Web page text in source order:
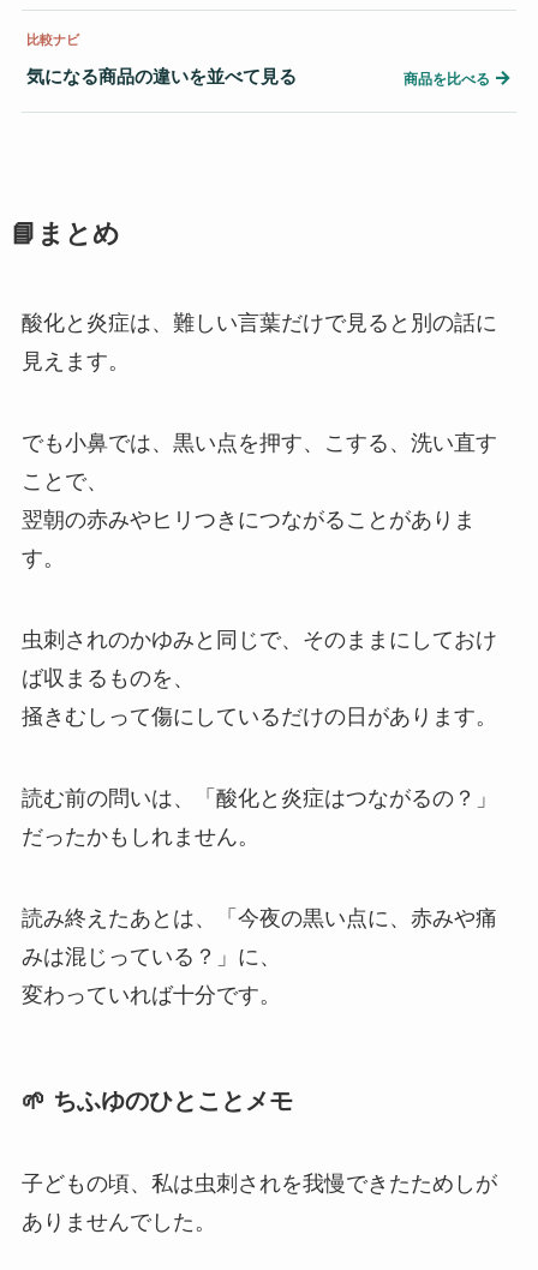
比較ナビ
気になる商品の違いを並べて見る 商品を比べる →
📘まとめ
酸化と炎症は、難しい言葉だけで見ると別の話に
見えます。
でも小鼻では、黒い点を押す、こする、洗い直す
ことで、
翌朝の赤みやヒリつきにつながることがありま
す。
虫刺されのかゆみと同じで、そのままにしておけ
ば収まるものを、
掻きむしって傷にしているだけの日があります。
読む前の問いは、「酸化と炎症はつながるの？」
だったかもしれません。
読み終えたあとは、「今夜の黒い点に、赤みや痛
みは混じっている？」に、
変わっていれば十分です。
🌱 ちふゆのひとことメモ
子どもの頃、私は虫刺されを我慢できたためしが
ありませんでした。